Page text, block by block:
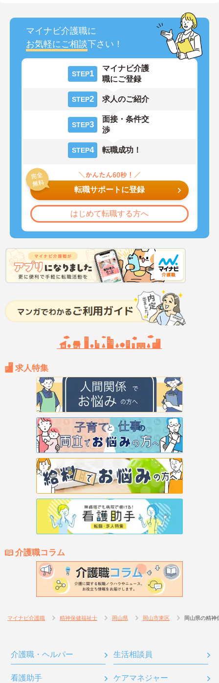
マイナビ介護職に
お気軽にご相談下さい！
STEP1
マイナビ介護
職にご登録
STEP2 求人のご紹介
STEP3
面接・条件交
渉
STEP4 転職成功！
転職サポートに登録
はじめて転職する方へ
求人特集
介護職コラム
マイナビ介護職 精神保健福祉士 岡山県 岡山市東区 岡山県の精神
介護職・ヘルパー 生活相談員
看護助手 ケアマネジャー